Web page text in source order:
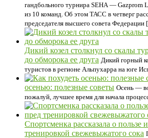
гандбольного турнира SEHA — Gazprom
из 10 команд. Об этом ТАСС в четверг
председателя высшего совета
Дикий козел столкнул со скалы
до обморока ее друга Дикий горный
туристов в регионе Альпухарра на юге
осенью: полезные советы Осень —
пожалуй, лучшее время для начала
Спортсменка рассказала о пользе
тренировкой свежевыжатого сока